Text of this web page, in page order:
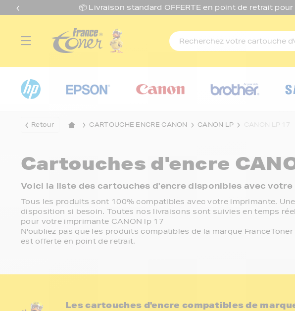
📦 Livraison standard OFFERTE en point de retrait
Retour CARTOUCHE ENCRE CANON CANON LP CANON LP 17
Cartouches d'encre
Voici la liste des cartouches d'encre disponibles avec votre
Tous les produits sont 100% compatibles avec votre imprimante.
disposition si besoin. Toutes nos livraisons sont suivies en temps
pour votre imprimante CANON lp 17
N'oubliez pas que les produits compatibles de la marque
est offerte en point de retrait.
Les cartouches d'encre compatibles de